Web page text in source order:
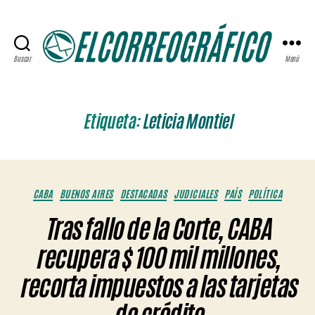
Buscar Menú
Etiqueta:Leticia Montiel
Categorías
CABA BUENOS AIRES DESTACADAS JUDICIALES PAÍS POLÍTICA
Tras fallo de la Corte, CABA
recupera $ 100 mil millones,
recorta impuestos a las tarjetas